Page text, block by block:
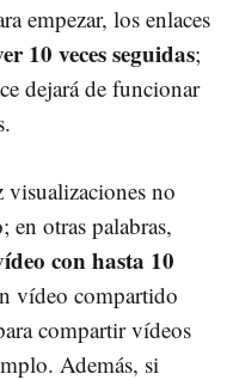
empezar, los enlaces
10 veces seguidas;
dejará de funcionar
visualizaciones no
en otras palabras,
con hasta 10
vídeo compartido
compartir vídeos
Además, si